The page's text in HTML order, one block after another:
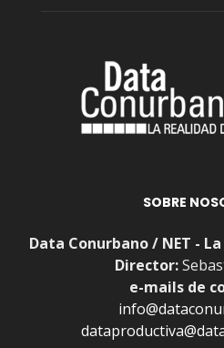
SOBRE
Data Conurbano / NET -
Director:
e-mails de